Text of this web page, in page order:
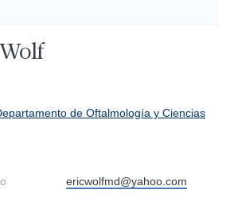
de Oftalmología y Ciencias
ericwolfmd@yahoo.com